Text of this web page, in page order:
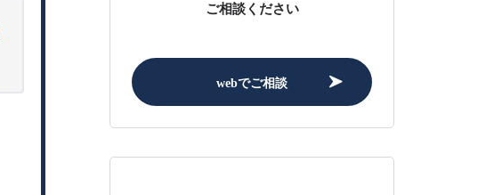
ご相談ください
webでご相談